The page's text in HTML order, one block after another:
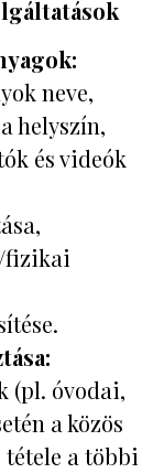
neve,
helyszín,
és videók
fizikai
(pl. óvodai,
a közös
tétele a többi